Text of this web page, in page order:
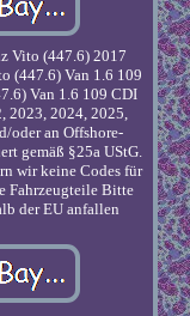
Vito (447.6) 2017
(447.6) Van 1.6 109
Van 1.6 109 CDI
2024, 2025,
oder an Offshore-
gemäß §25a UStG.
wir keine Codes für
Fahrzeugteile Bitte
der EU anfallen